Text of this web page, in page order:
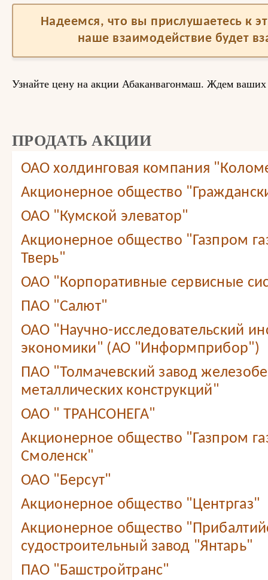
Надеемся, что вы прислушаетесь к
наше взаимодействие будет
Узнайте цену на акции Абаканвагонмаш. Ждем
ПРОДАТЬ АКЦИИ
ОАО холдинговая компания
Акционерное общество
ОАО "Кумской элеватор"
Акционерное общество "Газпром
Тверь"
ОАО "Корпоративные сервисные
ПАО "Салют"
ОАО "Научно-исследовательский
экономики" (АО "Информприбор")
ПАО "Толмачевский завод
металлических конструкций"
ОАО " ТРАНСОНЕГА"
Акционерное общество "Газпром
Смоленск"
ОАО "Берсут"
Акционерное общество "Центргаз"
Акционерное общество
судостроительный завод "Янтарь"
ПАО "Башстройтранс"